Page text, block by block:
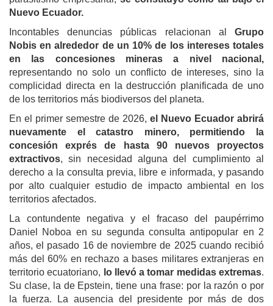
Nuevo Ecuador.
Incontables denuncias públicas relacionan al Grupo
Nobis en alrededor de un 10% de los intereses totales
en las concesiones mineras a nivel nacional,
representando no solo un conflicto de intereses, sino la
complicidad directa en la destrucción planificada de uno
de los territorios más biodiversos del planeta.
En el primer semestre de 2026, el Nuevo Ecuador abrirá
nuevamente el catastro minero, permitiendo la
concesión exprés de hasta 90 nuevos proyectos
extractivos, sin necesidad alguna del cumplimiento al
derecho a la consulta previa, libre e informada, y pasando
por alto cualquier estudio de impacto ambiental en los
territorios afectados.
La contundente negativa y el fracaso del paupérrimo
Daniel Noboa en su segunda consulta antipopular en 2
años, el pasado 16 de noviembre de 2025 cuando recibió
más del 60% en rechazo a bases militares extranjeras en
territorio ecuatoriano, lo llevó a tomar medidas extremas.
Su clase, la de Epstein, tiene una frase: por la razón o por
la fuerza. La ausencia del presidente por más de dos